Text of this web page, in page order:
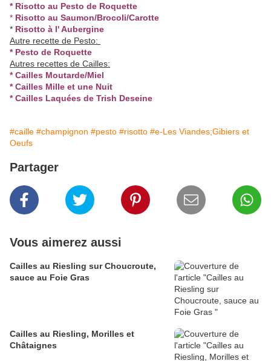
* Risotto au Pesto de Roquette
* Risotto au Saumon/Brocoli/Carotte
* Risotto à l' Aubergine
Autre recette de Pesto:
* Pesto de Roquette
Autres recettes de Cailles:
* Cailles Moutarde/Miel
* Cailles Mille et une Nuit
* Cailles Laquées de Trish Deseine
#caille #champignon #pesto #risotto #e-Les Viandes;Gibiers et
Oeufs
Partager
Vous aimerez aussi
Cailles au Riesling sur Choucroute,
sauce au Foie Gras
Cailles au Riesling, Morilles et
Châtaignes